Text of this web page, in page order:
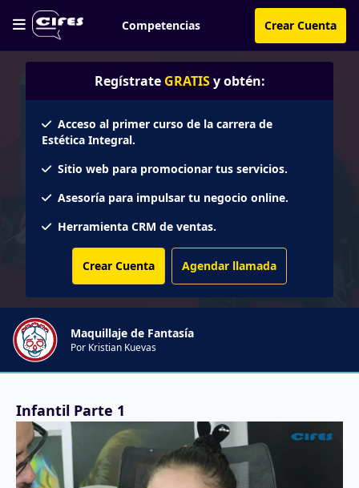
Competencias Crear Cuenta
Regístrate GRATIS y obtén:
Acceso al primer curso de la carrera de
Estética Integral.
Sitio web para promocionar tus servicios.
Asesoría para impulsar tu negocio online.
Herramienta CRM de ventas.
Crear Cuenta Agendar llamada
Maquillaje de Fantasía
Por Kristian Kuevas
Infantil Parte 1